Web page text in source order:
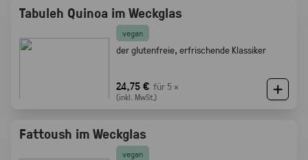
Tabuleh Quinoa im Weckglas
vegan
der glutenfreie, erfrischende Klassiker
24,75 € für 5 ×
(inkl. MwSt.)
Fattoush im Weckglas
vegan